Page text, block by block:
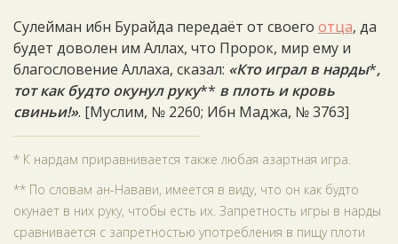
Сулейман ибн Бурайда передаёт от своего отца, да
будет доволен им Аллах, что Пророк, мир ему и
благословение Аллаха, сказал: «Кто играл в нарды*,
тот как будто окунул руку** в плоть и кровь
свиньи!». [Муслим, № 2260; Ибн Маджа, № 3763]
* К нардам приравнивается также любая азартная игра.
** По словам ан-Навави, имеется в виду, что он как будто
окунает в них руку, чтобы есть их. Запретность игры в нарды
сравнивается с запретностью употребления в пищу плоти